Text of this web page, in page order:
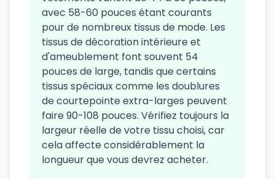
avec 58-60 pouces étant courants
pour de nombreux tissus de mode. Les
tissus de décoration intérieure et
d'ameublement font souvent 54
pouces de large, tandis que certains
tissus spéciaux comme les doublures
de courtepointe extra-larges peuvent
faire 90-108 pouces. Vérifiez toujours la
largeur réelle de votre tissu choisi, car
cela affecte considérablement la
longueur que vous devrez acheter.